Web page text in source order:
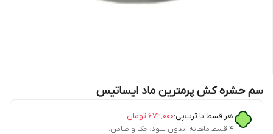
سم حشره کش پرمترین ماد ایساتیس
هر قسط با ترب‌پی:۶۷۲٬۰۰۰ تومان
۴ قسط ماهانه. بدون سود، چک و ضامن.